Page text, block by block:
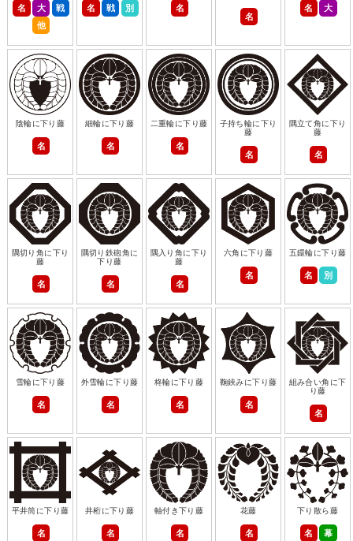
名 大
戦
他
名 戦 別 名
名
名 大
陰輪に下り藤
名
細輪に下り藤
名
二重輪に下り藤
名
子持ち輪に下り
藤
名
隅立て角に下り
藤
名
隅切り角に下り
藤
名
隅切り鉄砲角に
下り藤
名
隅入り角に下り
藤
名
六角に下り藤
名
五鐶輪に下り藤
名 別
雪輪に下り藤
名
外雪輪に下り藤
名
柊輪に下り藤
名
鞠鋏みに下り藤
名
組み合い角に下
り藤
名
平井筒に下り藤
名
井桁に下り藤
名
軸付き下り藤
名
花藤
名
下り散ら藤
名 幕